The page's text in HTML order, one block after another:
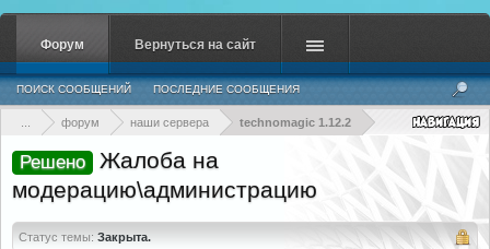
форум наши сервера technomagic 1.12.2
Решено
Жалоба на
модерацию\администрацию
Статус темы: Закрыта.
Форум
ПОИСК СООБЩЕНИЙ ПОСЛЕДНИЕ СООБЩЕНИЯ
Вернуться на сайт